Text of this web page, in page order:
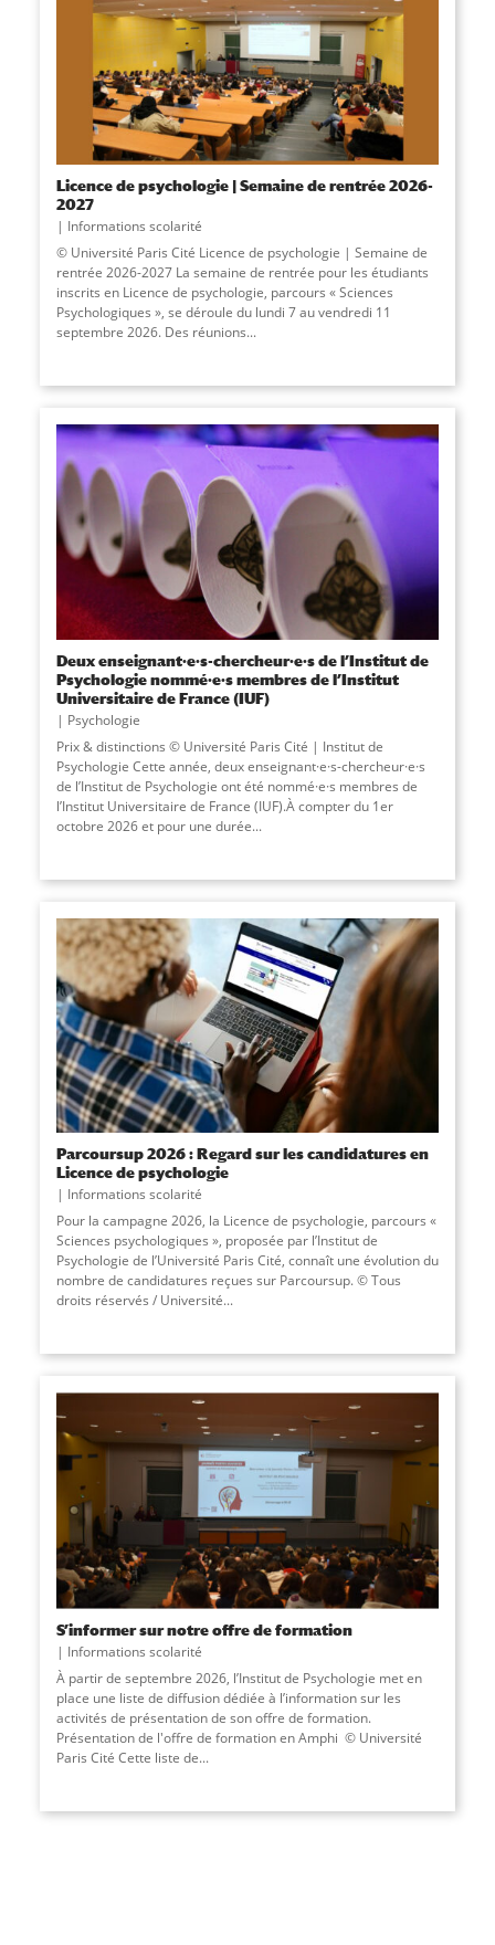
Licence de psychologie | Semaine de rentrée 2026-
2027
Informations scolarité
© Université Paris Cité Licence de psychologie | Semaine de
rentrée 2026-2027 La semaine de rentrée pour les étudiants
inscrits en Licence de psychologie, parcours « Sciences
Psychologiques », se déroule du lundi 7 au vendredi 11
septembre 2026. Des réunions...
Deux enseignant·e·s-chercheur·e·s de l’Institut de
Psychologie nommé·e·s membres de l’Institut
Universitaire de France (IUF)
Psychologie
Prix & distinctions © Université Paris Cité | Institut de
Psychologie Cette année, deux enseignant·e·s-chercheur·e·s
de l’Institut de Psychologie ont été nommé·e·s membres de
l’Institut Universitaire de France (IUF).À compter du 1er
octobre 2026 et pour une durée...
Parcoursup 2026 : Regard sur les candidatures en
Licence de psychologie
Informations scolarité
Pour la campagne 2026, la Licence de psychologie, parcours «
Sciences psychologiques », proposée par l’Institut de
Psychologie de l’Université Paris Cité, connaît une évolution du
nombre de candidatures reçues sur Parcoursup. © Tous
droits réservés / Université...
S’informer sur notre offre de formation
Informations scolarité
À partir de septembre 2026, l’Institut de Psychologie met en
place une liste de diffusion dédiée à l’information sur les
activités de présentation de son offre de formation.
Présentation de l'offre de formation en Amphi © Université
Paris Cité Cette liste de...